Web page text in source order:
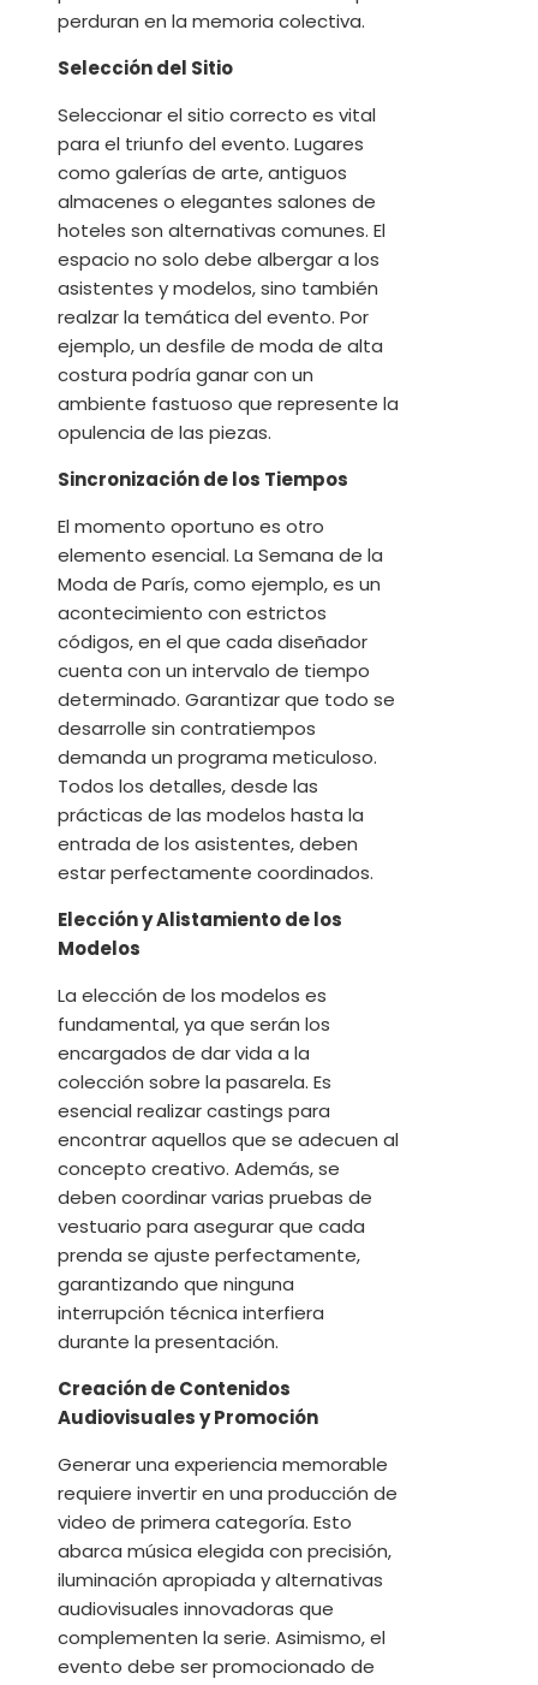
perduran en la memoria colectiva.
Selección del Sitio
Seleccionar el sitio correcto es vital
para el triunfo del evento. Lugares
como galerías de arte, antiguos
almacenes o elegantes salones de
hoteles son alternativas comunes. El
espacio no solo debe albergar a los
asistentes y modelos, sino también
realzar la temática del evento. Por
ejemplo, un desfile de moda de alta
costura podría ganar con un
ambiente fastuoso que represente la
opulencia de las piezas.
Sincronización de los Tiempos
El momento oportuno es otro
elemento esencial. La Semana de la
Moda de París, como ejemplo, es un
acontecimiento con estrictos
códigos, en el que cada diseñador
cuenta con un intervalo de tiempo
determinado. Garantizar que todo se
desarrolle sin contratiempos
demanda un programa meticuloso.
Todos los detalles, desde las
prácticas de las modelos hasta la
entrada de los asistentes, deben
estar perfectamente coordinados.
Elección y Alistamiento de los
Modelos
La elección de los modelos es
fundamental, ya que serán los
encargados de dar vida a la
colección sobre la pasarela. Es
esencial realizar castings para
encontrar aquellos que se adecuen al
concepto creativo. Además, se
deben coordinar varias pruebas de
vestuario para asegurar que cada
prenda se ajuste perfectamente,
garantizando que ninguna
interrupción técnica interfiera
durante la presentación.
Creación de Contenidos
Audiovisuales y Promoción
Generar una experiencia memorable
requiere invertir en una producción de
video de primera categoría. Esto
abarca música elegida con precisión,
iluminación apropiada y alternativas
audiovisuales innovadoras que
complementen la serie. Asimismo, el
evento debe ser promocionado de